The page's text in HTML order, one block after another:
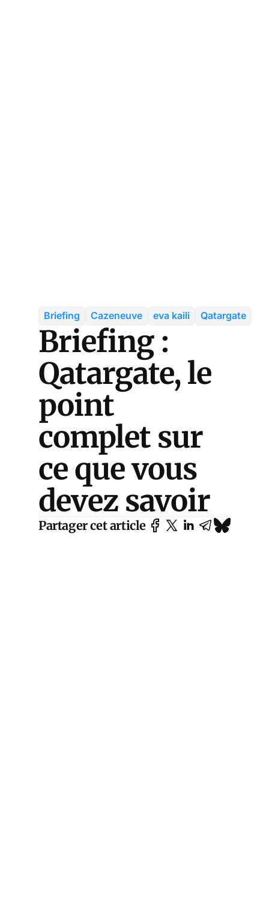
Briefing Cazeneuve eva kaili Qatargate
Briefing :
Qatargate, le
point
complet sur
ce que vous
devez savoir
Partager cet article